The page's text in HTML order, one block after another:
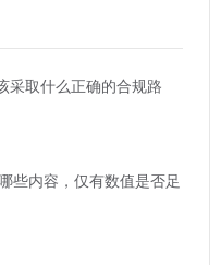
采取什么正确的合规路
些内容，仅有数值是否足